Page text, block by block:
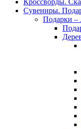
Кроссворды.
Сувениры.
Подарки –